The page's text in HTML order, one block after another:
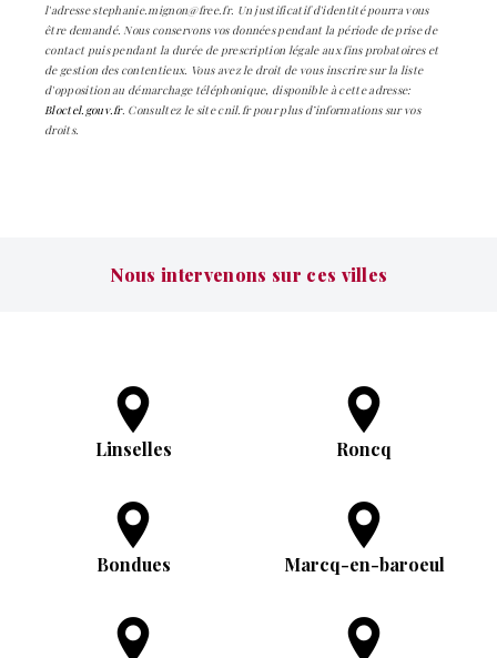
l'adresse stephanie.mignon@free.fr. Un justificatif d'identité pourra vous
être demandé. Nous conservons vos données pendant la période de prise de
contact puis pendant la durée de prescription légale aux fins probatoires et
de gestion des contentieux. Vous avez le droit de vous inscrire sur la liste
d'opposition au démarchage téléphonique, disponible à cette adresse:
Bloctel.gouv.fr. Consultez le site cnil.fr pour plus d’informations sur vos
droits.
Nous intervenons sur ces villes
Linselles Roncq
Bondues Marcq-en-baroeul